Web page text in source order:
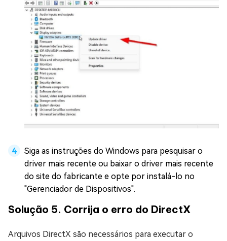
Siga as instruções do Windows para pesquisar o
driver mais recente ou baixar o driver mais recente
do site do fabricante e opte por instalá-lo no
"Gerenciador de Dispositivos".
Solução 5. Corrija o erro do DirectX
Arquivos DirectX são necessários para executar o